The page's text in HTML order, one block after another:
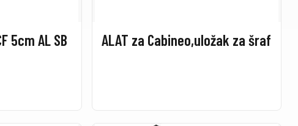
ON D Noga d=50 CF 5cm AL SB ALAT za Cabineo,uložak za šraf